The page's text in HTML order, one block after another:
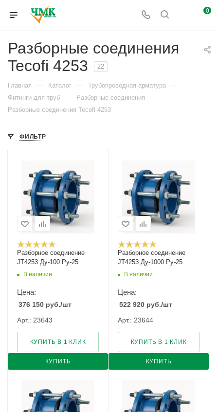
0
Разборные соединения
Tecofi 4253
22
Главная — Каталог — Трубопроводная арматура —
Фитинги для труб — Разборные соединения —
Разборные соединения Tecofi 4253
ФИЛЬТР
Разборное соединение
JT4253 Ду-100 Ру-25
В наличии
Цена:
376 150 руб./шт
Арт.: 23643
КУПИТЬ
КУПИТЬ В 1 КЛИК
Разборное соединение
JT4253 Ду-1000 Ру-25
В наличии
Цена:
522 920 руб./шт
Арт.: 23644
КУПИТЬ
КУПИТЬ В 1 КЛИК